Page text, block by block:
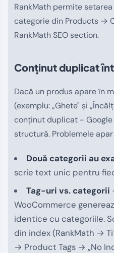
RankMath permite
categorie din Products →
RankMath SEO section.
Conținut duplicat
Dacă un produs apare în
(exemplu: „Ghete" și
conținut duplicat -
structură. Problemele
Două categorii au
scrie text unic pentru
Tag-uri vs. categorii
WooCommerce
identice cu categoriile.
din index (RankMath →
→ Product Tags → „No